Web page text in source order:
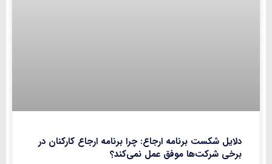
دلایل شکست برنامه ارجاع: چرا برنامه ارجاع کارکنان در
برخی شرکت‌ها موفق عمل نمی‌کند؟